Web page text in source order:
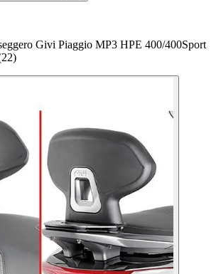
Givi Piaggio MP3 HPE 400/400Sport